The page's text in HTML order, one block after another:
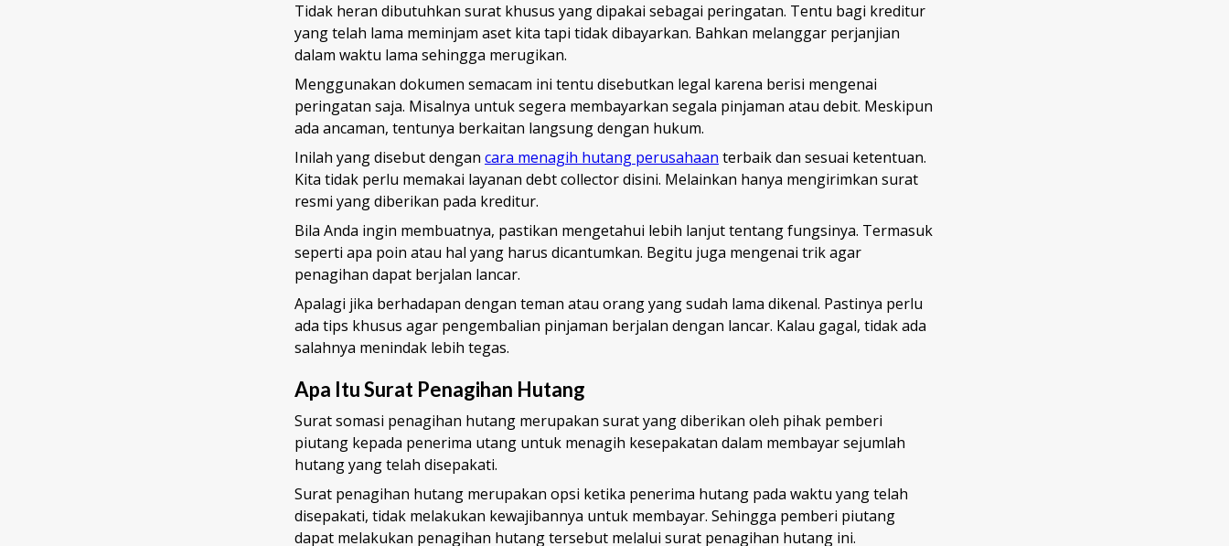
Tidak heran dibutuhkan surat khusus yang dipakai sebagai peringatan. Tentu bagi kreditur
yang telah lama meminjam aset kita tapi tidak dibayarkan. Bahkan melanggar perjanjian
dalam waktu lama sehingga merugikan.
Menggunakan dokumen semacam ini tentu disebutkan legal karena berisi mengenai
peringatan saja. Misalnya untuk segera membayarkan segala pinjaman atau debit. Meskipun
ada ancaman, tentunya berkaitan langsung dengan hukum.
Inilah yang disebut dengan cara menagih hutang perusahaan terbaik dan sesuai ketentuan.
Kita tidak perlu memakai layanan debt collector disini. Melainkan hanya mengirimkan surat
resmi yang diberikan pada kreditur.
Bila Anda ingin membuatnya, pastikan mengetahui lebih lanjut tentang fungsinya. Termasuk
seperti apa poin atau hal yang harus dicantumkan. Begitu juga mengenai trik agar
penagihan dapat berjalan lancar.
Apalagi jika berhadapan dengan teman atau orang yang sudah lama dikenal. Pastinya perlu
ada tips khusus agar pengembalian pinjaman berjalan dengan lancar. Kalau gagal, tidak ada
salahnya menindak lebih tegas.
Apa Itu Surat Penagihan Hutang
Surat somasi penagihan hutang merupakan surat yang diberikan oleh pihak pemberi
piutang kepada penerima utang untuk menagih kesepakatan dalam membayar sejumlah
hutang yang telah disepakati.
Surat penagihan hutang merupakan opsi ketika penerima hutang pada waktu yang telah
disepakati, tidak melakukan kewajibannya untuk membayar. Sehingga pemberi piutang
dapat melakukan penagihan hutang tersebut melalui surat penagihan hutang ini.